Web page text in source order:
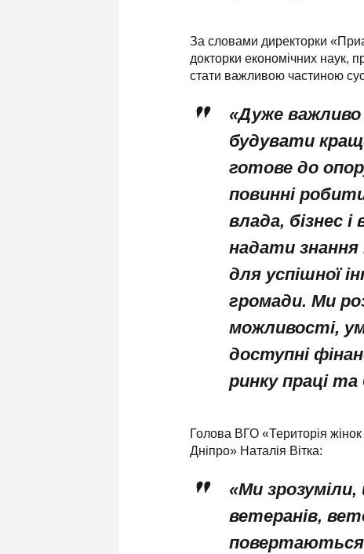
За словами директорки
докторки економічних наук,
стати важливою частиною
«Дуже
будувати
готове до
повинні
влада, бізнес
надати знання
для успішної
громади. Ми
можливості,
доступні
ринку праці та
Голова ВГО «Територія
Дніпро» Наталія Вітка:
«Ми
ветеранів,
повертаються